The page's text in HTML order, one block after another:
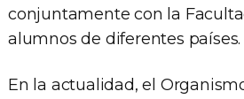
conjuntamente con la
alumnos de diferentes países.
En la actualidad, el